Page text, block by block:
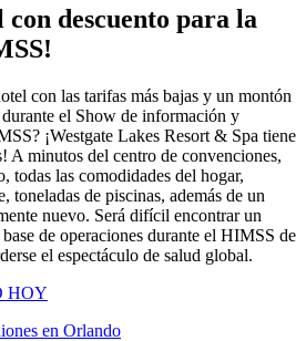
con descuento para la
con las tarifas más bajas y un montón
durante el Show de información y
¡Westgate Lakes Resort & Spa tiene
A minutos del centro de convenciones,
todas las comodidades del hogar,
toneladas de piscinas, además de un
nuevo. Será difícil encontrar un
de operaciones durante el HIMSS de
el espectáculo de salud global.
HOY
en Orlando